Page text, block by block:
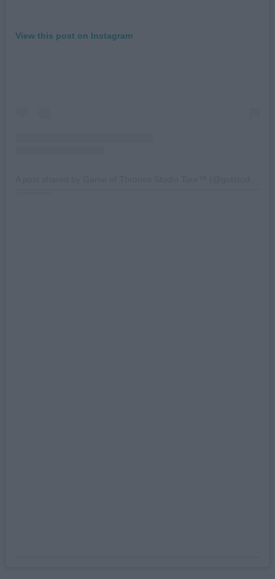
View this post on Instagram